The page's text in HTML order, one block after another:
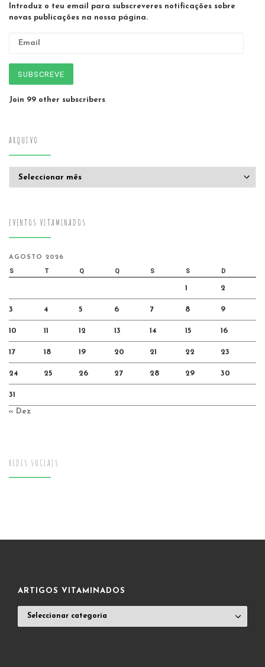
Introduz o teu email para subscreveres notificações sobre
novas publicações na nossa página.
SUBSCREVE
Join 99 other subscribers
ARQUIVO
EVENTOS VITAMINADOS
AGOSTO 2026
S T Q Q S S D
1 2
3 4 5 6 7 8 9
10 11 12 13 14 15 16
17 18 19 20 21 22 23
24 25 26 27 28 29 30
31
« Dez
REDES SOCIAIS
ARTIGOS VITAMINADOS
VITAMINADOS